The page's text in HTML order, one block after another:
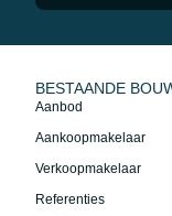
BESTAANDE
Aanbod
Aankoopmakelaar
Verkoopmakelaar
Referenties